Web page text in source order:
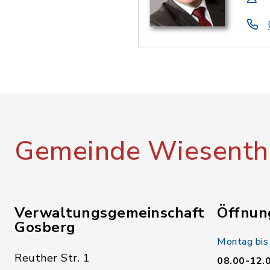
Gemeinde
Verwaltungsgemeinschaft
Gosberg
Reuther Str. 1
Montag
08.00-